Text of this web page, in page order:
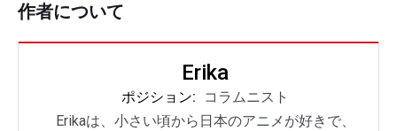
作者について
Erika
ポジション:
コラムニスト
Erikaは、小さい頃から日本のアニメが好きで、